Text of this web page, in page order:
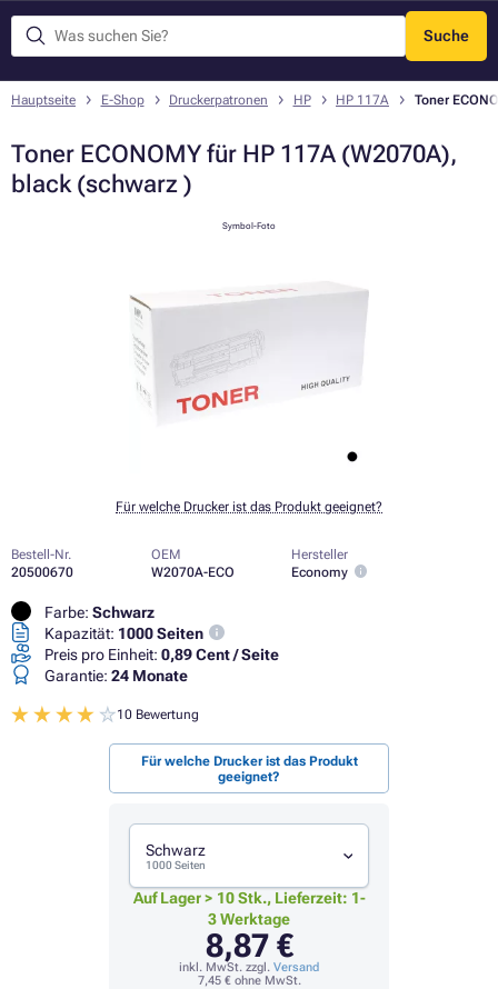
Suche
Menü
Hauptseite E-Shop Druckerpatronen HP HP 117A Toner
Toner ECONOMY für HP 117A (W2070A),
black (schwarz )
Symbol-Foto
Für welche Drucker ist das Produkt geeignet?
Bestell-Nr.
20500670
OEM
W2070A-ECO
Hersteller
Economy
Farbe: Schwarz
Kapazität: 1000 Seiten
Preis pro Einheit: 0,89 Cent / Seite
Garantie: 24 Monate
10 Bewertung
Für welche Drucker ist das Produkt
geeignet?
Schwarz
1000 Seiten
Auf Lager > 10 Stk., Lieferzeit: 1-
3 Werktage
8,87 €
inkl. MwSt. zzgl. Versand
7,45 €ohne MwSt.